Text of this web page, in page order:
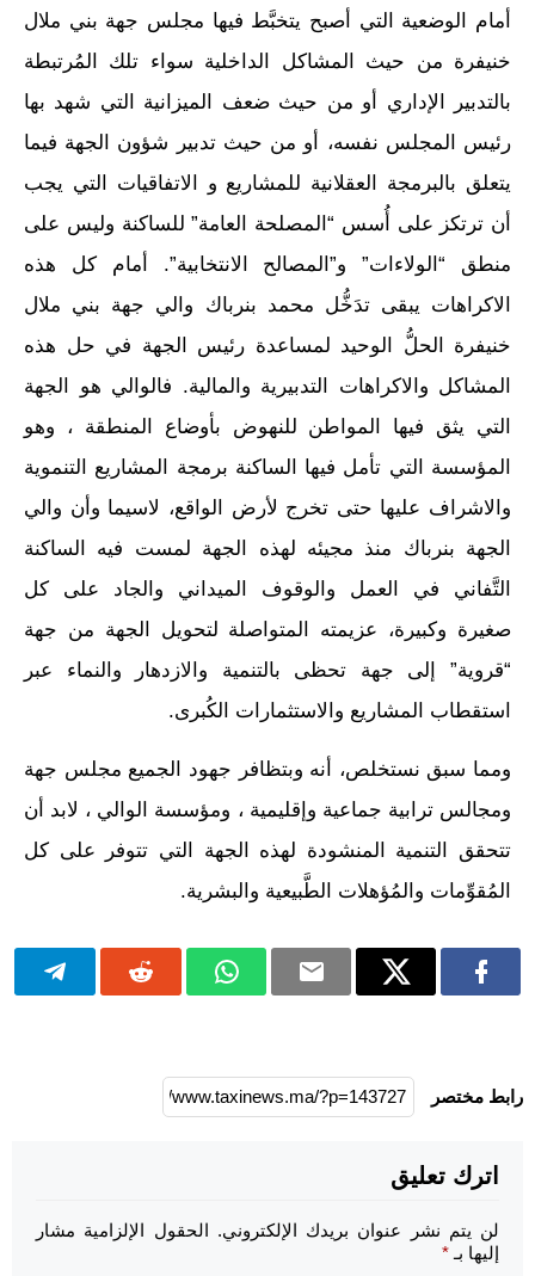
أمام الوضعية التي أصبح يتخبَّط فيها مجلس جهة بني ملال
خنيفرة من حيث المشاكل الداخلية سواء تلك المُرتبطة
بالتدبير الإداري أو من حيث ضعف الميزانية التي شهد بها
رئيس المجلس نفسه، أو من حيث تدبير شؤون الجهة فيما
يتعلق بالبرمجة العقلانية للمشاريع و الاتفاقيات التي يجب
أن ترتكز على أُسس “المصلحة العامة” للساكنة وليس على
منطق “الولاءات” و”المصالح الانتخابية”. أمام كل هذه
الاكراهات يبقى تدَخُّل محمد بنرباك والي جهة بني ملال
خنيفرة الحلُّ الوحيد لمساعدة رئيس الجهة في حل هذه
المشاكل والاكراهات التدبيرية والمالية. فالوالي هو الجهة
التي يثق فيها المواطن للنهوض بأوضاع المنطقة ، وهو
المؤسسة التي تأمل فيها الساكنة برمجة المشاريع التنموية
والاشراف عليها حتى تخرج لأرض الواقع، لاسيما وأن والي
الجهة بنرباك منذ مجيئه لهذه الجهة لمست فيه الساكنة
التَّفاني في العمل والوقوف الميداني والجاد على كل
صغيرة وكبيرة، عزيمته المتواصلة لتحويل الجهة من جهة
“قروية” إلى جهة تحظى بالتنمية والازدهار والنماء عبر
استقطاب المشاريع والاستثمارات الكُبرى.
ومما سبق نستخلص، أنه وبتظافر جهود الجميع مجلس جهة
ومجالس ترابية جماعية وإقليمية ، ومؤسسة الوالي ، لابد أن
تتحقق التنمية المنشودة لهذه الجهة التي تتوفر على كل
المُقوِّمات والمُؤهلات الطَّبيعية والبشرية.
رابط مختصر
اترك تعليق
لن يتم نشر عنوان بريدك الإلكتروني. الحقول الإلزامية مشار
إليها بـ *